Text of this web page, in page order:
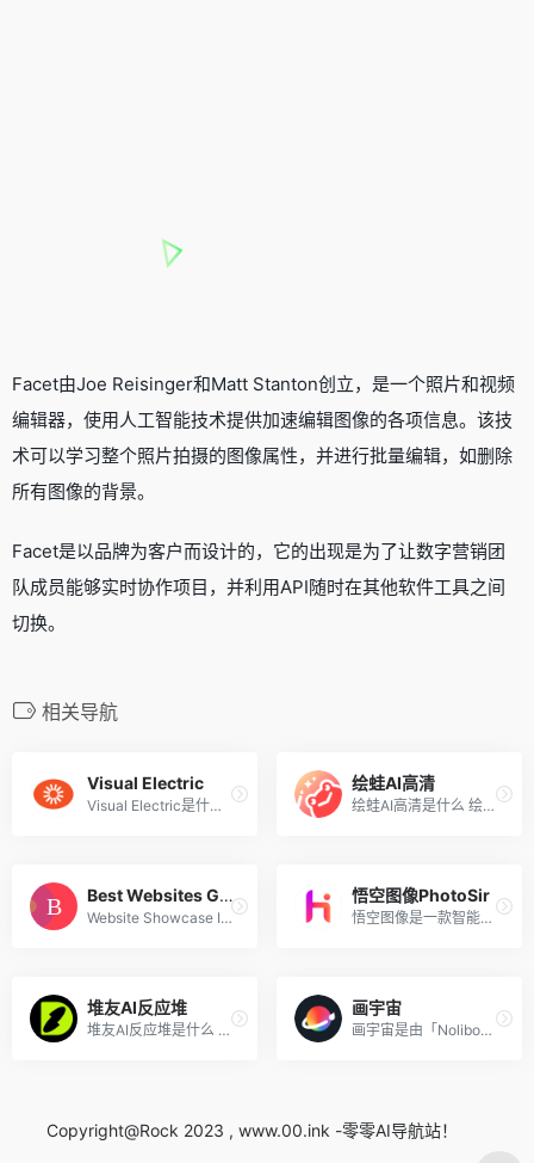
Facet由Joe Reisinger和Matt Stanton创立，是一个照片和视频
编辑器，使用人工智能技术提供加速编辑图像的各项信息。该技
术可以学习整个照片拍摄的图像属性，并进行批量编辑，如删除
所有图像的背景。
Facet是以品牌为客户而设计的，它的出现是为了让数字营销团
队成员能够实时协作项目，并利用API随时在其他软件工具之间
切换。
相关导航
Visual Electric
Visual Electric是什么 Visua...
绘蛙AI高清
绘蛙AI高清是什么 绘蛙AI高清...
Best Websites Gallery
Website Showcase Inspiration | Best Websites Gallery
悟空图像PhotoSir
悟空图像是一款智能好用的专...
堆友AI反应堆
堆友AI反应堆是什么 堆友AI反...
画宇宙
画宇宙是由「Nolibox 计算美...
Copyright@Rock 2023 , www.00.ink -零零AI导航站！